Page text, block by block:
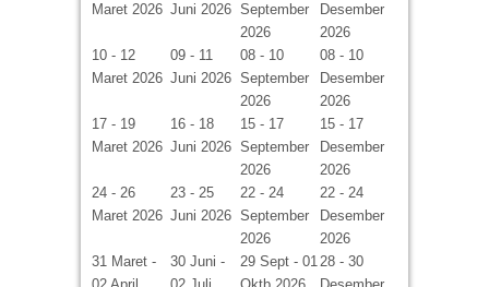
Maret 2026 Juni 2026 September
2026
Desember
2026
10 - 12
Maret 2026
09 - 11
Juni 2026
08 - 10
September
2026
08 - 10
Desember
2026
17 - 19
Maret 2026
16 - 18
Juni 2026
15 - 17
September
2026
15 - 17
Desember
2026
24 - 26
Maret 2026
23 - 25
Juni 2026
22 - 24
September
2026
22 - 24
Desember
2026
31 Maret -
30 Juni -
29 Sept - 0128 - 30